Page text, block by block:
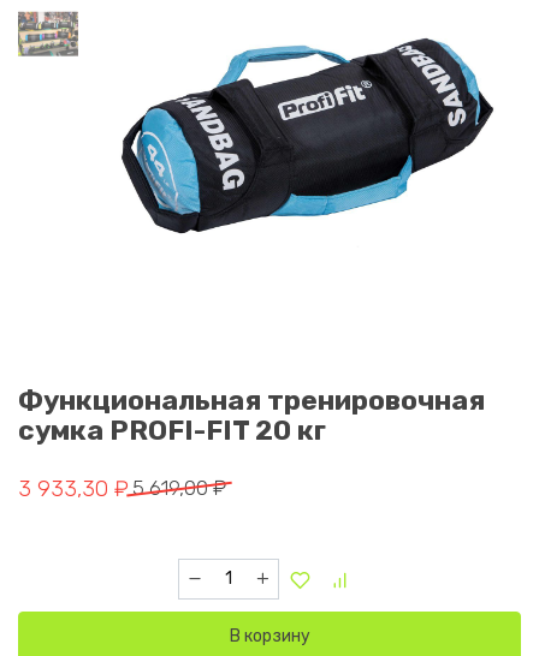
Функциональная тренировочная
сумка PROFI-FIT 20 кг
5 619,00₽
Первоначальная цена составляла 5 619,00 ₽.
3 933,30 ₽
Текущая цена: 3 933,30 ₽.
Количество товара Функциональная
В корзину